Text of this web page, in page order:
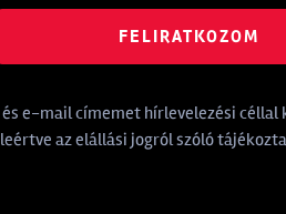
FELIRATKOZOM
e-mail címemet hírlevelezési céllal
az elállási jogról szóló